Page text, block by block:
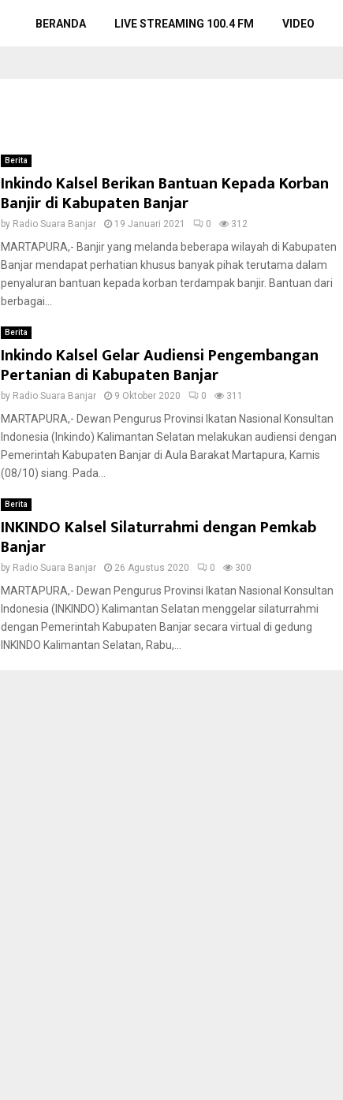
BERANDA LIVE STREAMING 100.4 FM VIDEO
Berita
Inkindo Kalsel Berikan Bantuan Kepada Korban
Banjir di Kabupaten Banjar
by Radio Suara Banjar 19 Januari 2021 0 312
MARTAPURA,- Banjir yang melanda beberapa wilayah di Kabupaten
Banjar mendapat perhatian khusus banyak pihak terutama dalam
penyaluran bantuan kepada korban terdampak banjir. Bantuan dari
berbagai...
Berita
Inkindo Kalsel Gelar Audiensi Pengembangan
Pertanian di Kabupaten Banjar
by Radio Suara Banjar 9 Oktober 2020 0 311
MARTAPURA,- Dewan Pengurus Provinsi Ikatan Nasional Konsultan
Indonesia (Inkindo) Kalimantan Selatan melakukan audiensi dengan
Pemerintah Kabupaten Banjar di Aula Barakat Martapura, Kamis
(08/10) siang. Pada...
Berita
INKINDO Kalsel Silaturrahmi dengan Pemkab
Banjar
by Radio Suara Banjar 26 Agustus 2020 0 300
MARTAPURA,- Dewan Pengurus Provinsi Ikatan Nasional Konsultan
Indonesia (INKINDO) Kalimantan Selatan menggelar silaturrahmi
dengan Pemerintah Kabupaten Banjar secara virtual di gedung
INKINDO Kalimantan Selatan, Rabu,...